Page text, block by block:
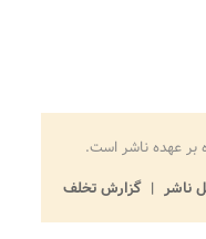
عهده ناشر است.
ناشر
گزارش تخلف